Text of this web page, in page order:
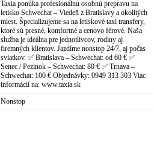
Taxia ponúka profesionálnu osobnú prepravu na
letisko Schwechat – Viedeň z Bratislavy a okolitých
miest. Špecializujeme sa na letiskové taxi transfery,
ktoré sú presné, komfortné a cenovo férové. Naša
služba je ideálna pre jednotlivcov, rodiny aj
firemných klientov. Jazdíme nonstop 24/7, aj počas
sviatkov. ✅ Bratislava – Schwechat: od 60 € ✅
Senec / Pezinok – Schwechat: 80 € ✅ Trnava –
Schwechat: 100 € Objednávky: 0949 313 303 Viac
informácií na: www.taxia.sk
Nonstop